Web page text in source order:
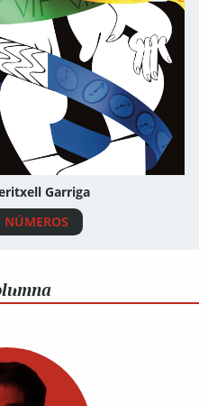
Garriga
NÚMEROS